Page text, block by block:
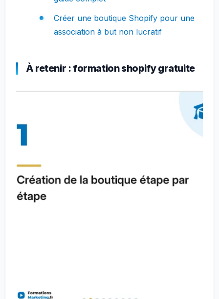
Créer une boutique Shopify pour une
association à but non lucratif
À retenir : formation shopify gratuite